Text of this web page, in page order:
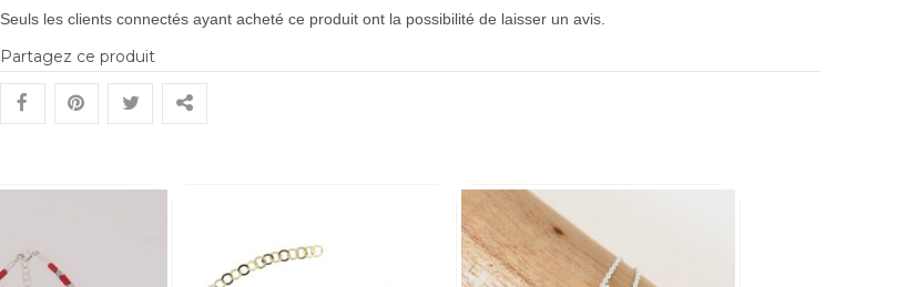
Seuls les clients connectés ayant acheté ce produit ont la possibilité de laisser un avis.
Partagez ce produit